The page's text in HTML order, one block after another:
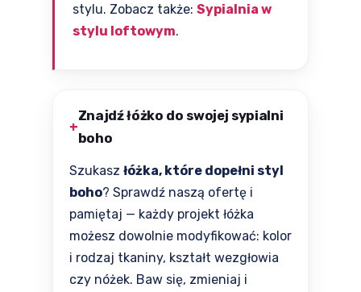
stylu. Zobacz także: Sypialnia w
stylu loftowym.
Znajdź łóżko do swojej sypialni
boho
Szukasz łóżka, które dopełni styl
boho? Sprawdź naszą ofertę i
pamiętaj — każdy projekt łóżka
możesz dowolnie modyfikować: kolor
i rodzaj tkaniny, kształt wezgłowia
czy nóżek. Baw się, zmieniaj i